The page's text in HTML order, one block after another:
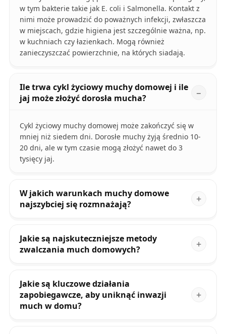
w tym bakterie takie jak E. coli i Salmonella. Kontakt z
nimi może prowadzić do poważnych infekcji, zwłaszcza
w miejscach, gdzie higiena jest szczególnie ważna, np.
w kuchniach czy łazienkach. Mogą również
zanieczyszczać powierzchnie, na których siadają.
Ile trwa cykl życiowy muchy domowej i ile
jaj może złożyć dorosła mucha?
Cykl życiowy muchy domowej może zakończyć się w
mniej niż siedem dni. Dorosłe muchy żyją średnio 10-
20 dni, ale w tym czasie mogą złożyć nawet do 3
tysięcy jaj.
W jakich warunkach muchy domowe
najszybciej się rozmnażają?
Jakie są najskuteczniejsze metody
zwalczania much domowych?
Jakie są kluczowe działania
zapobiegawcze, aby uniknąć inwazji
much w domu?